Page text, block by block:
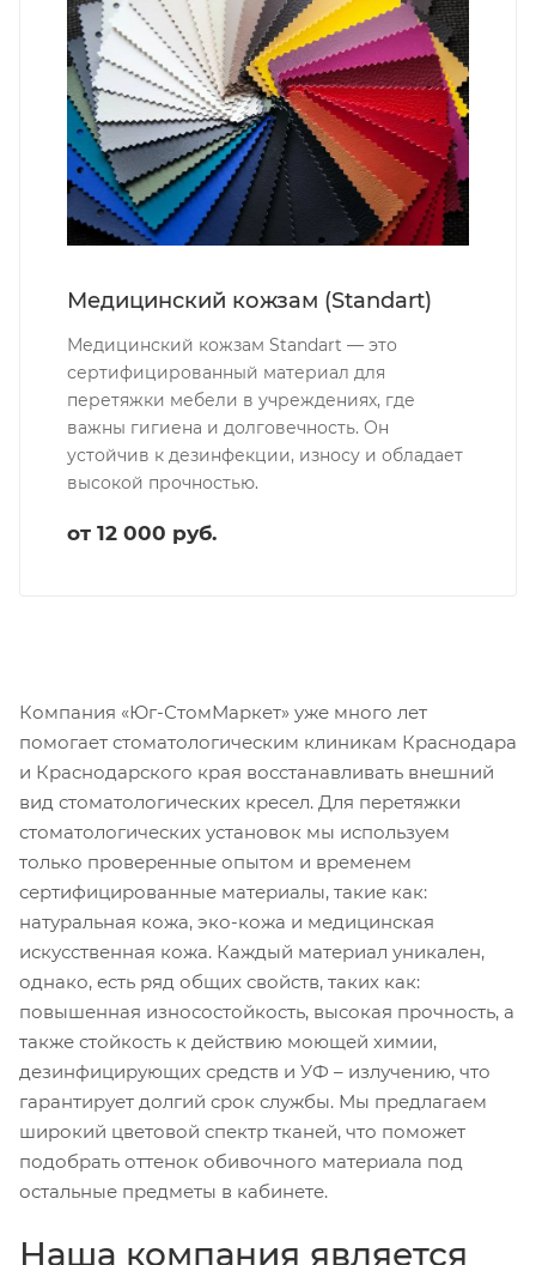
Медицинский кожзам (Standart)
Медицинский кожзам Standart — это
сертифицированный материал для
перетяжки мебели в учреждениях, где
важны гигиена и долговечность. Он
устойчив к дезинфекции, износу и обладает
высокой прочностью.
от 12 000 руб.
Компания «Юг-СтомМаркет» уже много лет
помогает стоматологическим клиникам Краснодара
и Краснодарского края восстанавливать внешний
вид стоматологических кресел. Для перетяжки
стоматологических установок мы используем
только проверенные опытом и временем
сертифицированные материалы, такие как:
натуральная кожа, эко-кожа и медицинская
искусственная кожа. Каждый материал уникален,
однако, есть ряд общих свойств, таких как:
повышенная износостойкость, высокая прочность, а
также стойкость к действию моющей химии,
дезинфицирующих средств и УФ – излучению, что
гарантирует долгий срок службы. Мы предлагаем
широкий цветовой спектр тканей, что поможет
подобрать оттенок обивочного материала под
остальные предметы в кабинете.
Наша компания является